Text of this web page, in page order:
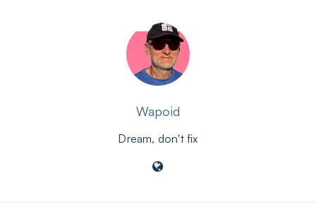
Wapoid
Dream, don't fix